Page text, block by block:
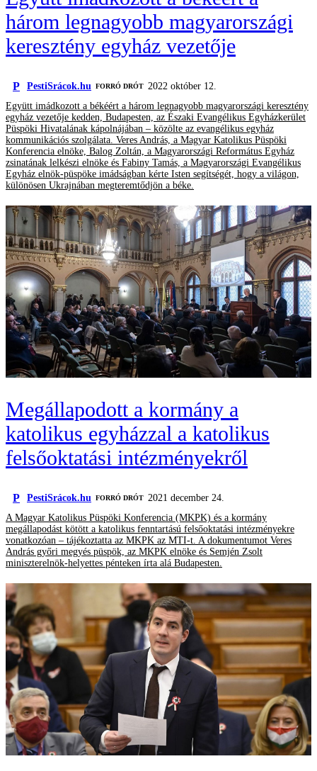
három legnagyobb magyarországi
keresztény egyház vezetője
P PestiSrácok.hu FORRÓ DRÓT
2022 október 12.
Együtt imádkozott a békéért a három legnagyobb magyarországi keresztény
egyház vezetője kedden, Budapesten, az Északi Evangélikus Egyházkerület
Püspöki Hivatalának kápolnájában – közölte az evangélikus egyház
kommunikációs szolgálata. Veres András, a Magyar Katolikus Püspöki
Konferencia elnöke, Balog Zoltán, a Magyarországi Református Egyház
zsinatának lelkészi elnöke és Fabiny Tamás, a Magyarországi Evangélikus
Egyház elnök-püspöke imádságban kérte Isten segítségét, hogy a világon,
különösen Ukrajnában megteremtődjön a béke.
Megállapodott a kormány a
katolikus egyházzal a katolikus
felsőoktatási intézményekről
P PestiSrácok.hu FORRÓ DRÓT 2021 december 24.
A Magyar Katolikus Püspöki Konferencia (MKPK) és a kormány
megállapodást kötött a katolikus fenntartású felsőoktatási intézményekre
vonatkozóan – tájékoztatta az MKPK az MTI-t. A dokumentumot Veres
András győri megyés püspök, az MKPK elnöke és Semjén Zsolt
miniszterelnök-helyettes pénteken írta alá Budapesten.